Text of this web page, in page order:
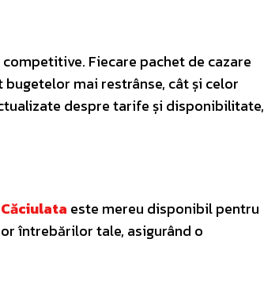
Fiecare pachet de cazare
mai restrânse, cât și celor
despre tarife și disponibilitate,
este mereu disponibil pentru
întrebărilor tale, asigurând o